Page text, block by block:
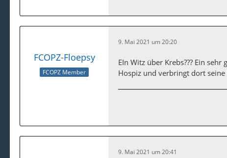
FCOPZ-Floepsy
FCOPZ Member
9. Mai 2021 um 20:20
EIn Witz über Krebs??? Ein
Hospiz und verbringt dort
9. Mai 2021 um 20:41